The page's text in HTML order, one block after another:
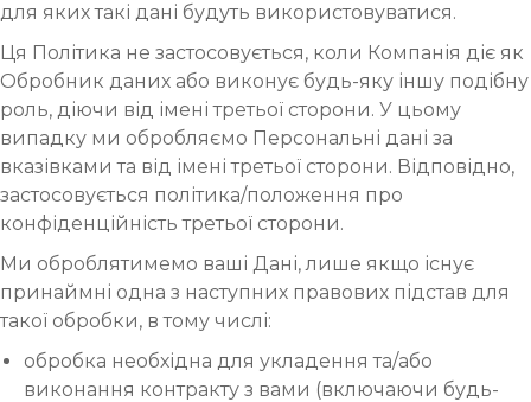
для яких такі дані будуть використовуватися.
Ця Політика не застосовується, коли Компанія діє як
Обробник даних або виконує будь-яку іншу подібну
роль, діючи від імені третьої сторони. У цьому
випадку ми обробляємо Персональні дані за
вказівками та від імені третьої сторони. Відповідно,
застосовується політика/положення про
конфіденційність третьої сторони.
Ми оброблятимемо ваші Дані, лише якщо існує
принаймні одна з наступних правових підстав для
такої обробки, в тому числі:
обробка необхідна для укладення та/або
виконання контракту з вами (включаючи будь-